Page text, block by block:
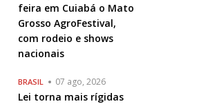
feira em Cuiabá o Mato
Grosso AgroFestival,
com rodeio e shows
nacionais
BRASIL 07 ago, 2026
Lei torna mais rígidas